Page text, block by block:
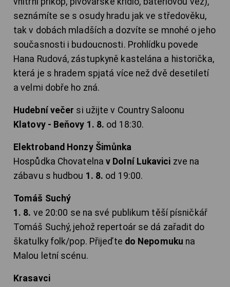
seznámíte se s osudy hradu jak ve středověku,
tak v dobách mladších a dozvíte se mnohé o jeho
současnosti i budoucnosti. Prohlídku povede
Hana Rudová, zástupkyně kastelána a historička,
která je s hradem spjatá více než dvě desetiletí
a velmi dobře ho zná.
Hudební večer si užijte v Country Saloonu
Klatovy - Beňovy 1. 8. od 18:30.
Elektroband Honzy Šimůnka
Hospůdka Chovatelna v Dolní Lukavici zve na
zábavu s hudbou 1. 8. od 19:00.
Tomáš Suchý
1. 8. ve 20:00 se na své publikum těší písničkář
Tomáš Suchý, jehož repertoár se dá zařadit do
škatulky folk/pop. Přijeďte do Nepomuku na
Malou letní scénu.
Krasavci